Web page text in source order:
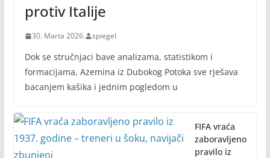
protiv Italije
30. Marta 2026. spiegel
Dok se stručnjaci bave analizama, statistikom i
formacijama, Azemina iz Dubokog Potoka sve rješava
bacanjem kašika i jednim pogledom u
FIFA vraća
zaboravljeno
pravilo iz